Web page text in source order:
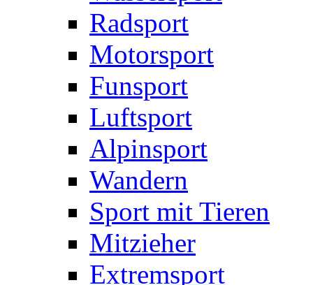
Radsport
Motorsport
Funsport
Luftsport
Alpinsport
Wandern
Sport mit Tieren
Mitzieher
Extremsport